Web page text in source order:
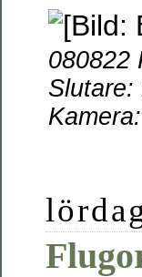
080822
Slutare: